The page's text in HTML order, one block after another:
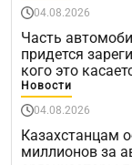
04.08.2026
Часть
придется
кого это
Новости
04.08.2026
Казахстанцам
миллионов за